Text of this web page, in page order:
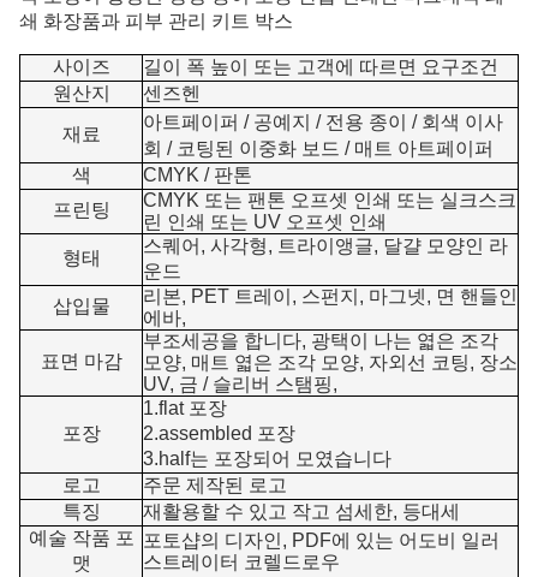
쇄 화장품과 피부 관리 키트 박스
사이즈
길이 폭 높이 또는 고객에 따르면 요구조건
원산지
센즈헨
재료
아트페이퍼 / 공예지 / 전용 종이
/ 회색 이사
회 / 코팅된 이중화 보드 / 매트 아트페이퍼
색
CMYK / 판톤
프린팅
CMYK 또는 팬톤 오프셋 인쇄 또는 실크스크
린 인쇄 또는 UV 오프셋 인쇄
형태
스퀘어, 사각형, 트라이앵글, 달걀 모양인 라
운드
삽입물
리본, PET 트레이, 스펀지, 마그넷, 면 핸들인
에바,
표면 마감
부조세공을 합니다, 광택이 나는 엷은 조각
모양, 매트 엷은 조각 모양, 자외선 코팅, 장소
UV, 금 / 슬리버 스탬핑,
포장
1.flat 포장
2.assembled 포장
3.half는 포장되어 모였습니다
로고
주문 제작된 로고
특징
재활용할 수 있고 작고 섬세한, 등대세
예술 작품 포
맷
포토샵의 디자인, PDF에 있는 어도비 일러
스트레이터 코렐드로우